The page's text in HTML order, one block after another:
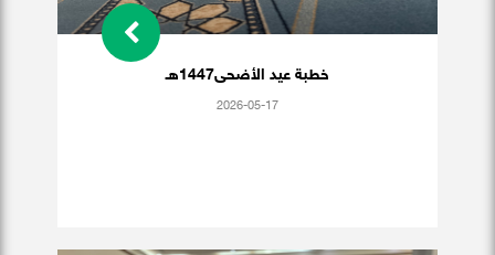
خطبة عيد الأضحى1447هـ
2026-05-17